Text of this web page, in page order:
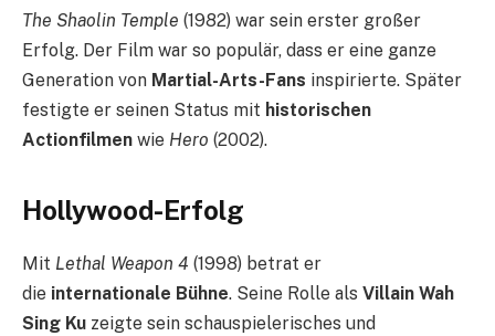
The Shaolin Temple (1982) war sein erster großer
Erfolg. Der Film war so populär, dass er eine ganze
Generation von Martial-Arts-Fans inspirierte. Später
festigte er seinen Status mit historischen
Actionfilmen wie Hero (2002).
Hollywood-Erfolg
Mit Lethal Weapon 4 (1998) betrat er
die internationale Bühne. Seine Rolle als Villain Wah
Sing Ku zeigte sein schauspielerisches und